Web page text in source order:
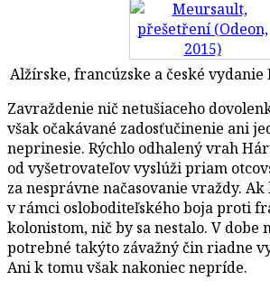
Alžírske, francúzske a české vydanie
Zavraždenie nič netušiaceho
však očakávané zadosťučinenie ani
neprinesie. Rýchlo odhalený vrah
od vyšetrovateľov vyslúži priam
za nesprávne načasovanie vraždy.
v rámci osloboditeľského boja proti
kolonistom, nič by sa nestalo. V dobe
potrebné takýto závažný čin riadne
Ani k tomu však nakoniec nepríde.